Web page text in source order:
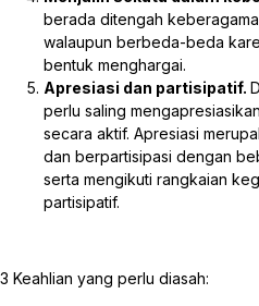
berada ditengah
walaupun berbeda-beda
bentuk menghargai.
Apresiasi dan partisipatif.
perlu saling
secara aktif. Apresiasi
dan berpartisipasi dengan
serta mengikuti rangkaian
partisipatif.
3 Keahlian yang perlu diasah: